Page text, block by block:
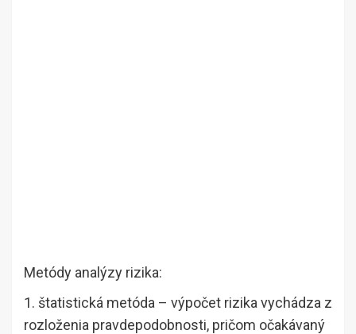
Metódy analýzy rizika:
1. štatistická metóda – výpočet rizika vychádza z
rozloženia pravdepodobnosti, pričom očakávaný